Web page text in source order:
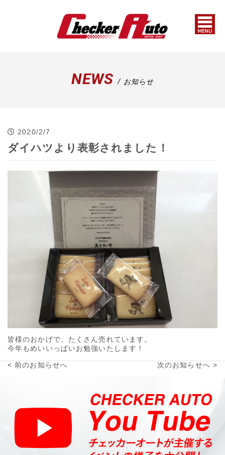
NEWS/ お知らせ
2020/2/7
ダイハツより表彰されました！
皆様のおかげで、たくさん売れています。
今年もめいいっぱいお勉強いたします！
< 前のお知らせへ 次のお知らせへ >